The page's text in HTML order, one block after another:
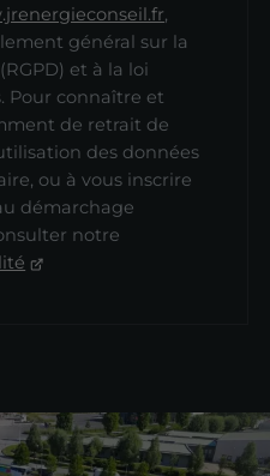
,
général sur la
et à la loi
Pour connaître et
de retrait de
des données
ou à vous inscrire
démarchage
notre